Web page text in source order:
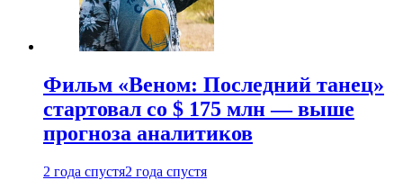
Фильм «Веном: Последний танец»
стартовал со $ 175 млн — выше
прогноза аналитиков
2 года спустя2 года спустя